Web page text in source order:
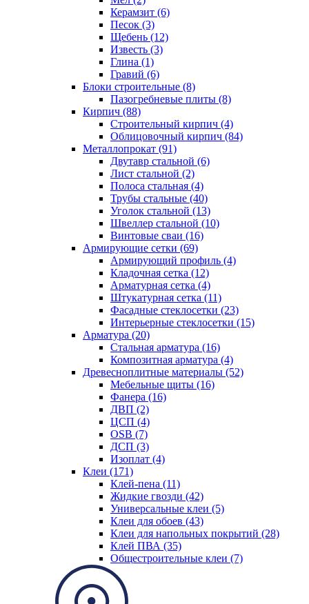
Керамзит (6)
Песок (3)
Щебень (12)
Известь (3)
Глина (1)
Гравий (6)
Блоки строительные (8)
Пазогребневые плиты (8)
Кирпич (88)
Строительный кирпич (4)
Облицовочный кирпич (84)
Металлопрокат (91)
Двутавр стальной (6)
Лист стальной (2)
Полоса стальная (4)
Трубы стальные (40)
Уголок стальной (13)
Швеллер стальной (10)
Винтовые сваи (16)
Армирующие сетки (69)
Армирующий профиль (4)
Кладочная сетка (12)
Арматурная сетка (4)
Штукатурная сетка (11)
Фасадные стеклосетки (23)
Интерьерные стеклосетки (15)
Арматура (20)
Стальная арматура (16)
Композитная арматура (4)
Древесноплитные материалы (52)
Мебельные щиты (16)
Фанера (16)
ДВП (2)
ЦСП (4)
OSB (7)
ДСП (3)
Изоплат (4)
Клеи (171)
Клей-пена (11)
Жидкие гвозди (42)
Универсальные клеи (5)
Клеи для обоев (43)
Клеи для напольных покрытий (28)
Клей ПВА (35)
Общестроительные клеи (7)